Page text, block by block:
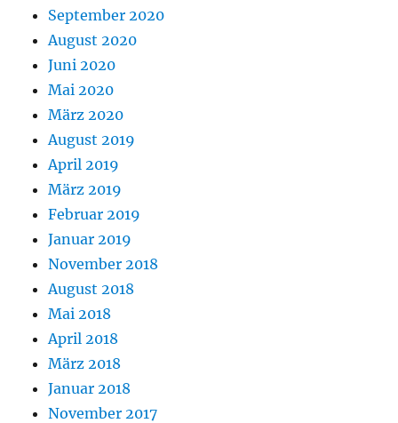
September 2020
August 2020
Juni 2020
Mai 2020
März 2020
August 2019
April 2019
März 2019
Februar 2019
Januar 2019
November 2018
August 2018
Mai 2018
April 2018
März 2018
Januar 2018
November 2017